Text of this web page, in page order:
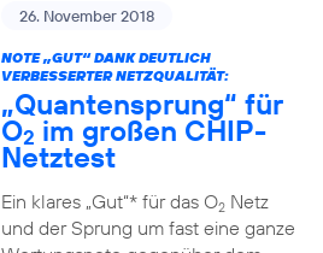
26. November 2018
NOTE „GUT“ DANK DEUTLICH
VERBESSERTER NETZQUALITÄT:
„Quantensprung“ für
O2 im großen CHIP-
Netztest
Ein klares „Gut“* für das O2Netz
und der Sprung um fast eine ganze